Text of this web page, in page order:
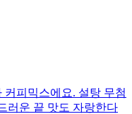
피믹스에요. 설탕 무첨
러운 끝 맛도 자랑한다